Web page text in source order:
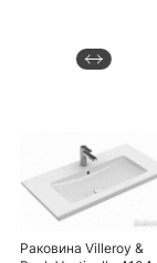
Раковина Villeroy &